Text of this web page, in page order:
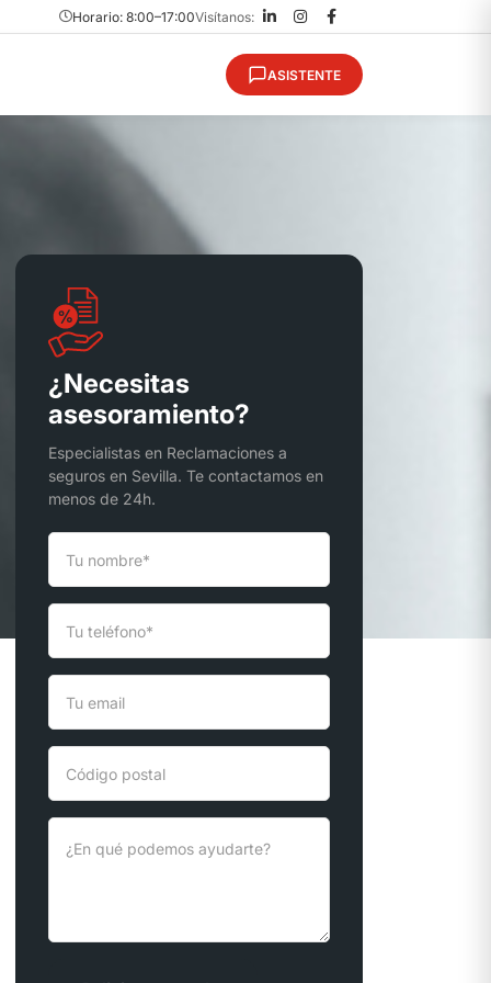
Horario: 8:00–17:00Visítanos:
ASISTENTE
¿Necesitas
asesoramiento?
Especialistas en Reclamaciones a
seguros en Sevilla. Te contactamos en
menos de 24h.